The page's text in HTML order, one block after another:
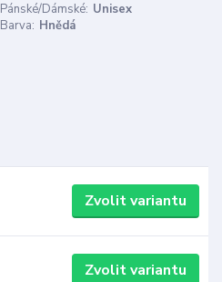
Pánské/Dámské: Unisex
Barva: Hnědá
Zvolit variantu
Zvolit variantu